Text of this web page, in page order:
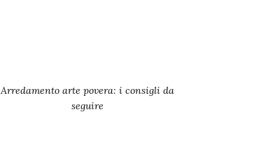
Arredamento arte povera: i consigli da
seguire